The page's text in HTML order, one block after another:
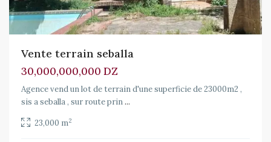
Vente terrain seballa
30,000,000,000 DZ
Agence vend un lot de terrain d'une superficie de 23000m2 ,
sis a seballa , sur route prin...
23,000 m2